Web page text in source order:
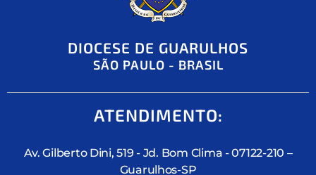
DIOCESE DE GUARULHOS
SÃO PAULO - BRASIL
ATENDIMENTO:
Av. Gilberto Dini, 519 - Jd. Bom Clima - 07122-210 –
Guarulhos-SP